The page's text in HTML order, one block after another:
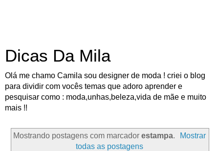
Dicas Da Mila
Olá me chamo Camila sou designer de moda ! criei o blog
para dividir com vocês temas que adoro aprender e
pesquisar como : moda,unhas,beleza,vida de mãe e muito
mais !!
Mostrando postagens com marcador estampa.
Mostrar
todas as postagens